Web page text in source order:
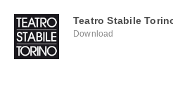
Teatro Stabile
Download